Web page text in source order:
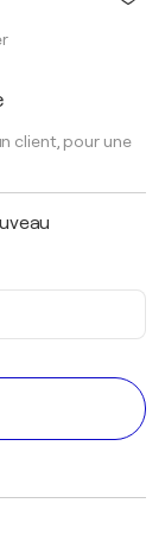
client, pour une